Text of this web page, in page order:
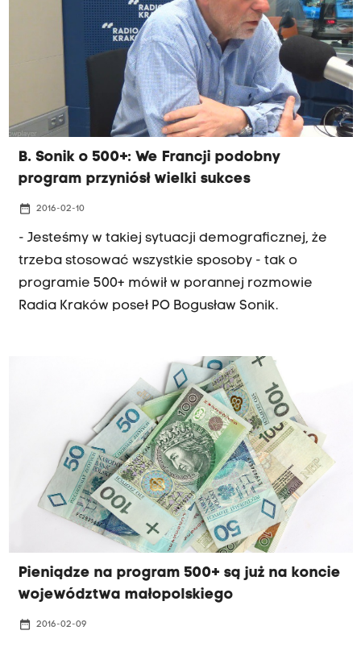
B. Sonik o 500+: We Francji podobny
program przyniósł wielki sukces
date_range 2016-02-10
- Jesteśmy w takiej sytuacji demograficznej, że
trzeba stosować wszystkie sposoby - tak o
programie 500+ mówił w porannej rozmowie
Radia Kraków poseł PO Bogusław Sonik.
Pieniądze na program 500+ są już na koncie
województwa małopolskiego
date_range 2016-02-09